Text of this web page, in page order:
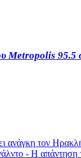
Metropolis 95.5
ανάγκη τον
- Η